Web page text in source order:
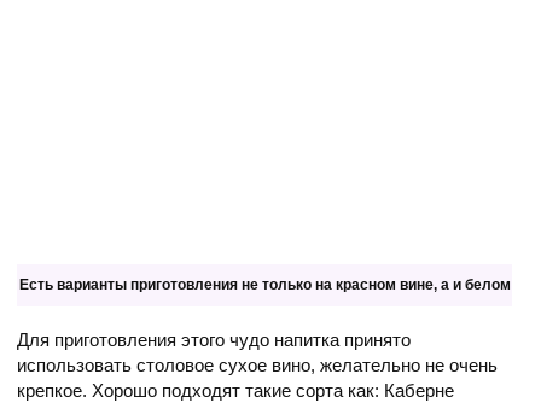
Есть варианты приготовления не только на красном вине, а и белом
Для приготовления этого чудо напитка принято
использовать столовое сухое вино, желательно не очень
крепкое. Хорошо подходят такие сорта как: Каберне